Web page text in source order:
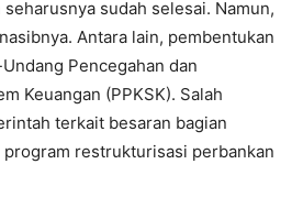
sudah selesai. Namun,
Antara lain, pembentukan
Pencegahan dan
Keuangan (PPKSK). Salah
terkait besaran bagian
restrukturisasi perbankan